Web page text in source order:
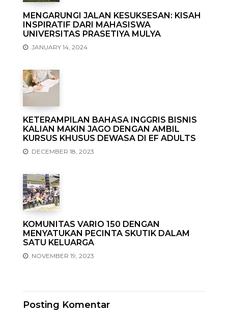
MENGARUNGI JALAN KESUKSESAN: KISAH
INSPIRATIF DARI MAHASISWA
UNIVERSITAS PRASETIYA MULYA
JANUARY 14, 2024
KETERAMPILAN BAHASA INGGRIS BISNIS
KALIAN MAKIN JAGO DENGAN AMBIL
KURSUS KHUSUS DEWASA DI EF ADULTS
DECEMBER 18, 2023
KOMUNITAS VARIO 150 DENGAN
MENYATUKAN PECINTA SKUTIK DALAM
SATU KELUARGA
NOVEMBER 19, 2023
Posting Komentar